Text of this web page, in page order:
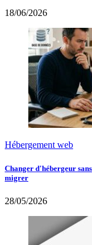
18/06/2026
Hébergement web
Changer d'hébergeur
migrer
28/05/2026